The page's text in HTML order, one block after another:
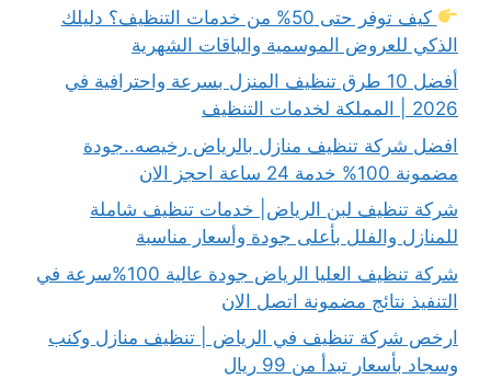
كيف توفر حتى 50% من خدمات التنظيف؟ دليلك
الذكي للعروض الموسمية والباقات الشهرية
أفضل 10 طرق تنظيف المنزل بسرعة واحترافية في
2026 | المملكة لخدمات التنظيف
افضل شركة تنظيف منازل بالرياض رخيصه..جودة
مضمونة 100% خدمة 24 ساعة احجز الان
شركة تنظيف لبن الرياض| خدمات تنظيف شاملة
للمنازل والفلل بأعلى جودة وأسعار مناسبة
شركة تنظيف العليا الرياض جودة عالية 100%سرعة في
التنفيذ نتائج مضمونة اتصل الان
ارخص شركة تنظيف في الرياض | تنظيف منازل وكنب
وسجاد بأسعار تبدأ من 99 ريال